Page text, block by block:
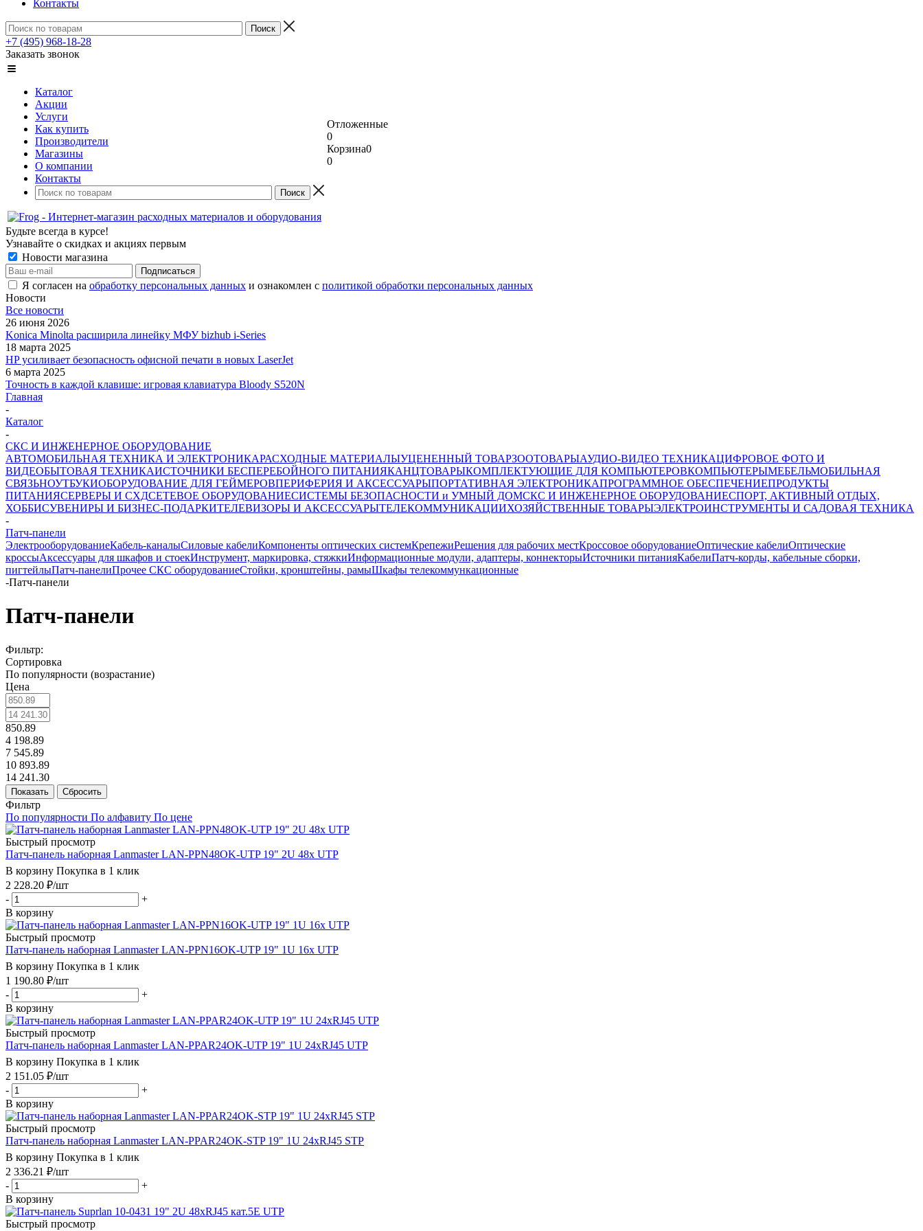
Контакты
+7 (495) 968-18-28
Заказать звонок
Каталог
Акции
Услуги
Как купить
Производители
Магазины
О компании
Контакты
Отложенные
0
Корзина0
0
Будьте всегда в курсе!
Узнавайте о скидках и акциях первым
Новости магазина
Я согласен на обработку персональных данных и ознакомлен с политикой обработки персональных данных
Новости
Все новости
26 июня 2026
Konica Minolta расширила линейку МФУ bizhub i-Series
18 марта 2025
HP усиливает безопасность офисной печати в новых LaserJet
6 марта 2025
Точность в каждой клавише: игровая клавиатура Bloody S520N
Главная
-
Каталог
-
СКС И ИНЖЕНЕРНОЕ ОБОРУДОВАНИЕ
АВТОМОБИЛЬНАЯ ТЕХНИКА И ЭЛЕКТРОНИКАРАСХОДНЫЕ МАТЕРИАЛЫУЦЕНЕННЫЙ ТОВАРЗООТОВАРЫАУДИО-ВИДЕО ТЕХНИКАЦИФРОВОЕ ФОТО И
ВИДЕОБЫТОВАЯ ТЕХНИКАИСТОЧНИКИ БЕСПЕРЕБОЙНОГО ПИТАНИЯКАНЦТОВАРЫКОМПЛЕКТУЮЩИЕ ДЛЯ КОМПЬЮТЕРОВКОМПЬЮТЕРЫМЕБЕЛЬМОБИЛЬНАЯ
СВЯЗЬНОУТБУКИОБОРУДОВАНИЕ ДЛЯ ГЕЙМЕРОВПЕРИФЕРИЯ И АКСЕССУАРЫПОРТАТИВНАЯ ЭЛЕКТРОНИКАПРОГРАММНОЕ ОБЕСПЕЧЕНИЕПРОДУКТЫ
ПИТАНИЯСЕРВЕРЫ И СХДСЕТЕВОЕ ОБОРУДОВАНИЕСИСТЕМЫ БЕЗОПАСНОСТИ и УМНЫЙ ДОМСКС И ИНЖЕНЕРНОЕ ОБОРУДОВАНИЕСПОРТ, АКТИВНЫЙ ОТДЫХ,
ХОББИСУВЕНИРЫ И БИЗНЕС-ПОДАРКИТЕЛЕВИЗОРЫ И АКСЕССУАРЫТЕЛЕКОММУНИКАЦИИХОЗЯЙСТВЕННЫЕ ТОВАРЫЭЛЕКТРОИНСТРУМЕНТЫ И САДОВАЯ ТЕХНИКА
-
Патч-панели
ЭлектрооборудованиеКабель-каналыСиловые кабелиКомпоненты оптических системКрепежиРешения для рабочих местКроссовое оборудованиеОптические кабелиОптические
кроссыАксессуары для шкафов и стоекИнструмент, маркировка, стяжкиИнформационные модули, адаптеры, коннекторыИсточники питанияКабелиПатч-корды, кабельные сборки,
пигтейлыПатч-панелиПрочее СКС оборудованиеСтойки, кронштейны, рамыШкафы телекоммункационные
-Патч-панели
Патч-панели
Фильтр:
Сортировка
По популярности (возрастание)
Цена
850.89
4 198.89
7 545.89
10 893.89
14 241.30
Показать Сбросить
Фильтр
По популярности По алфавиту По цене
Быстрый просмотр
Патч-панель наборная Lanmaster LAN-PPN48OK-UTP 19" 2U 48x UTP
В корзину Покупка в 1 клик
2 228.20 ₽/шт
-
+
В корзину
Быстрый просмотр
Патч-панель наборная Lanmaster LAN-PPN16OK-UTP 19" 1U 16x UTP
В корзину Покупка в 1 клик
1 190.80 ₽/шт
-
+
В корзину
Быстрый просмотр
Патч-панель наборная Lanmaster LAN-PPAR24OK-UTP 19" 1U 24xRJ45 UTP
В корзину Покупка в 1 клик
2 151.05 ₽/шт
-
+
В корзину
Быстрый просмотр
Патч-панель наборная Lanmaster LAN-PPAR24OK-STP 19" 1U 24xRJ45 STP
В корзину Покупка в 1 клик
2 336.21 ₽/шт
-
+
В корзину
Быстрый просмотр